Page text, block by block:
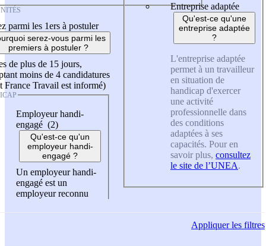
parmi les 1ers à postuler
serez-vous parmi les
premiers à postuler ?
de plus de 15 jours,
moins de 4 candidatures
France Travail est informé)
Employeur handi-
engagé (2)
Qu'est-ce qu'un
employeur handi-
engagé ?
Un employeur handi-
engagé est un
employeur reconnu
Entreprise adaptée
Qu'est-ce qu'une
entreprise adaptée
?
L'entreprise adaptée
permet à un travailleur
en situation de
handicap d'exercer
une activité
professionnelle dans
des conditions
adaptées à ses
capacités. Pour en
savoir plus, consultez
le site de l’UNEA.
Appliquerles filtres